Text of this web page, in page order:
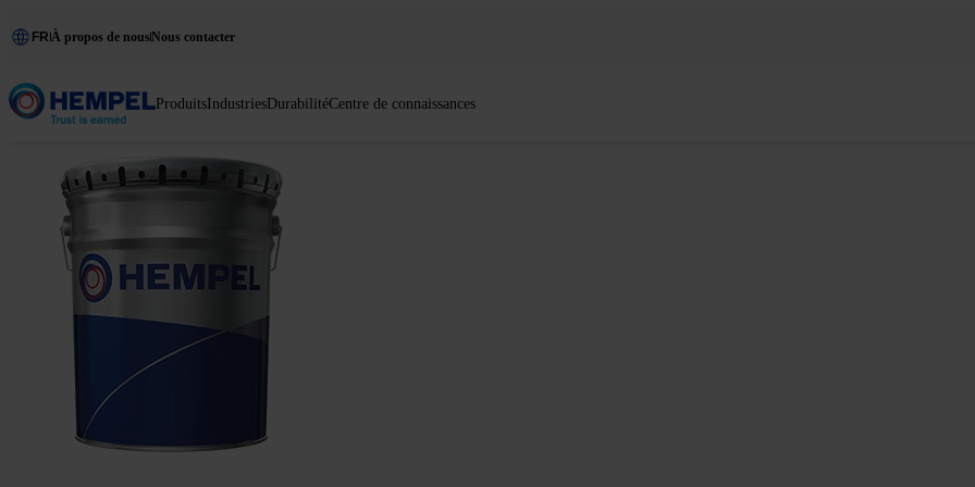
FR À propos de nous Nous contacter
ProduitsIndustriesDurabilitéCentre de connaissances